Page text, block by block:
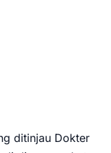
ditinjau Dokter